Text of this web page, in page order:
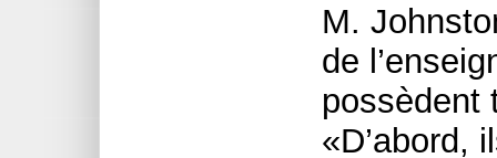
M.
de
possèdent
«D’abord,